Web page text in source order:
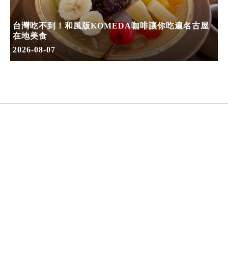
台灣吃不到！和風版KOMEDA咖啡讓你吃遍名古屋
在地美食
2026-08-07